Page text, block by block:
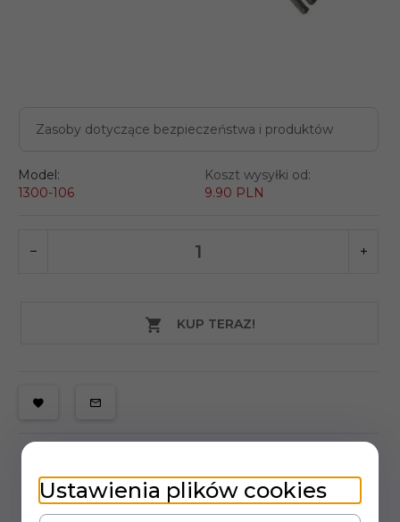
Zasoby dotyczące bezpieczeństwa i produktów
Model:
1300-106
Koszt wysyłki od:
9.90 PLN
KUP TERAZ!
Ustawienia plików cookies